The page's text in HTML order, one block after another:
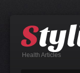
Health Articles